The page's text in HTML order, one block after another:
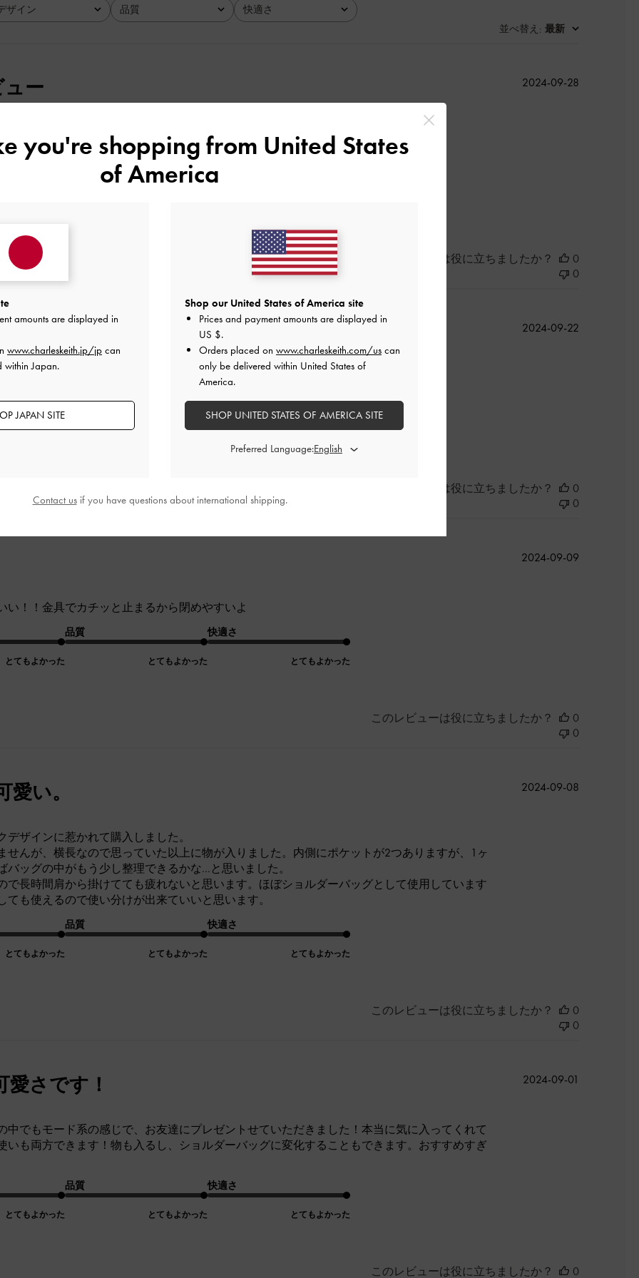
ザイン
全て 品質
全て 快適さ
全て
並べ替え : 最新
ー
タオルリップ類など中身もしっかり入ります
快適さ
公
2024-09-28
このレビューは役に立ちましたか？
0
0
りました！デニム生地がめちゃめちゃかっこいいです。
とてもよかった
品質
とてもよかった
快適さ
とてもよかった
公
2024-09-22
このレビューは役に立ちましたか？
0
0
い！！金具でカチッと止まるから閉めやすいよ
とてもよかった
品質
とてもよかった
快適さ
とてもよかった
公
2024-09-09
このレビューは役に立ちましたか？
0
0
い。
デザインに惹かれて購入しました。
せんが、横長なので思っていた以上に物が入りました。内側にポケットが2つありますが、1ヶ
バッグの中がもう少し整理できるかな…と思いました。
で長時間肩から掛けてても疲れないと思います。ほぼショルダーバッグとして使用しています
ても使えるので使い分けが出来ていいと思います。
とてもよかった
品質
とてもよかった
快適さ
とてもよかった
公
2024-09-08
このレビューは役に立ちましたか？
0
0
愛さです！
中でもモード系の感じで、お友達にプレゼントせていただきました！本当に気に入ってくれて
いも両方できます！物も入るし、ショルダーバッグに変化することもできます。おすすめすぎ
とてもよかった
品質
とてもよかった
快適さ
とてもよかった
2024-09-01
このレビューは役に立ちましたか？ 0
you're shopping from United States
of America
amounts are displayed in
www.charleskeith.jp/jp can
within Japan.
JAPAN SITE
Shop our United States of America site
Prices and payment amounts are displayed in
US $.
Orders placed on www.charleskeith.com/us can
only be delivered within United States of
America.
SHOP UNITED STATES OF AMERICA SITE
Preferred Language:
Contact usif you have questions about international shipping.